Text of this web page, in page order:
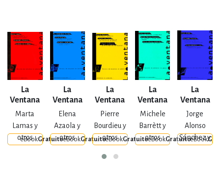
La
Ventana
Núm. 1
Marta
Lamas y
otros
eBookGratuito
La
Ventana
Núm. 2
Elena
Azaola y
otros
eBookGratuito
La
Ventana
Núm. 3
Pierre
Bourdieu y
otros
eBookGratuito
La
Ventana
Núm. 4
Michele
Barrètt y
otros
eBookGratuito
La
Ventana
Núm. 5
Jorge
Alonso
Sánchez y
eBook